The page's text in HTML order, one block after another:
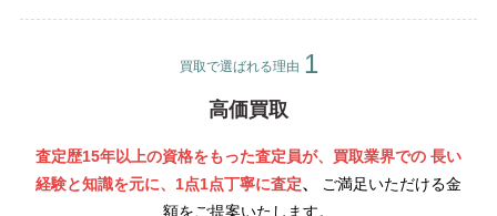
買取で選ばれる理由
高価買取
査定歴15年以上の資格をもった査定員が、買取業界での 長い
経験と知識を元に、1点1点丁寧に査定、
ご満足いただける金
額をご提案いたします。